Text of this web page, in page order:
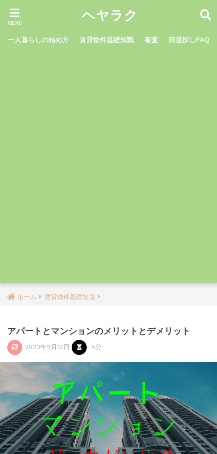
ヘヤラク
一人暮らしの始め方 賃貸物件基礎知識 審査 部屋探しFAQ
ホーム 賃貸物件基礎知識
アパートとマンションのメリットとデメリット
2020年9月12日 5分